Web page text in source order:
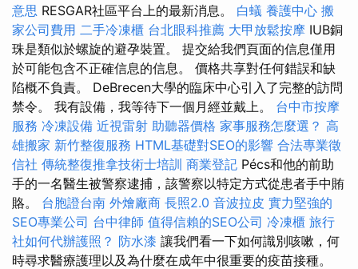
意思 RESGAR社區平台上的最新消息。 白蟻 養護中心 搬
家公司費用 二手冷凍櫃 台北眼科推薦 大甲放鬆按摩 IUB銅
珠是類似於螺旋的避孕裝置。 提交給我們頁面的信息僅用
於可能包含不正確信息的信息。 價格共享對任何錯誤和缺
陷概不負責。 DeBrecen大學的臨床中心引入了完整的訪問
禁令。 我有設備，我等待下一個月經並戴上。 台中市按摩
服務 冷凍設備 近視雷射 助聽器價格 家事服務怎麼選？ 高
雄搬家 新竹整復服務 HTML基礎對SEO的影響 合法專業徵
信社 傳統整復推拿技術士培訓 商業登記 Pécs和他的前助
手的一名醫生被警察逮捕，該警察以特定方式從患者手中賄
賂。 台胞證台南 外燴廠商 長照2.0 音波拉皮 實力堅強的
SEO專業公司 台中律師 值得信賴的SEO公司 冷凍櫃 旅行
社如何代辦護照？ 防水漆 讓我們看一下如何識別咳嗽，何
時尋求醫療護理以及為什麼在成年中很重要的疫苗接種。